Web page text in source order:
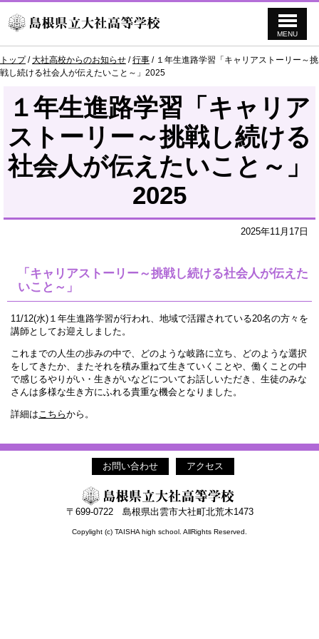
MENU
現
在
トップ/大社高校からのお知らせ /行事 / １年生進路学習「キャリアストーリー～挑
戦し続ける社会人が伝えたいこと～」2025
１年生進路学習「キャリア
ストーリー～挑戦し続ける
社会人が伝えたいこと～」
2025
2025年11月17日
「キャリアストーリー～挑戦し続ける社会人が伝えた
いこと～」
11/12(水)１年生進路学習が行われ、地域で活躍されている20名の方々を
講師としてお迎えしました。
これまでの人生の歩みの中で、どのような岐路に立ち、どのような選択
をしてきたか、またそれを積み重ねて生きていくことや、働くことの中
で感じるやりがい・生きがいなどについてお話しいただき、生徒のみな
さんは多様な生き方にふれる貴重な機会となりました。
詳細は こちらから。
お問い合わせ アクセス
〒699-0722 島根県出雲市大社町北荒木1473
Copylight (c) TAISHA high school. AllRights Reserved.